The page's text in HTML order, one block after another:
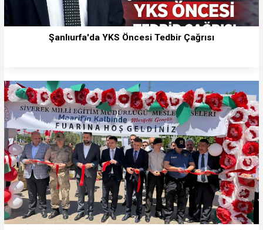
Şanlıurfa'da YKS Öncesi Tedbir Çağrısı